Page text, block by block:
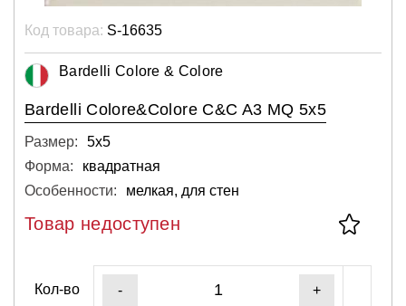
Код товара: S-16635
Bardelli Colore & Colore
Bardelli Colore&Colore C&C A3 MQ 5x5
Размер:
5х5
Форма:
квадратная
Особенности:
мелкая, для стен
Товар недоступен
Кол-во - +